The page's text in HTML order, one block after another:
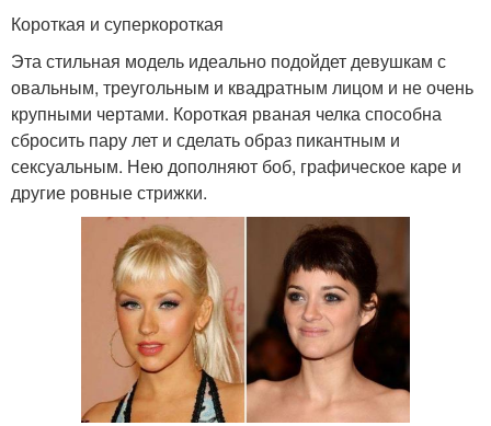
Короткая и суперкороткая
Эта стильная модель идеально подойдет девушкам с
овальным, треугольным и квадратным лицом и не очень
крупными чертами. Короткая рваная челка способна
сбросить пару лет и сделать образ пикантным и
сексуальным. Нею дополняют боб, графическое каре и
другие ровные стрижки.